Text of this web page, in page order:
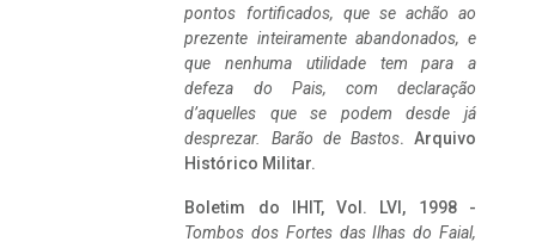
pontos fortificados, que se achão ao
prezente inteiramente abandonados, e
que nenhuma utilidade tem para a
defeza do Pais, com declaração
d’aquelles que se podem desde já
desprezar. Barão de Bastos. Arquivo
Histórico Militar.
Boletim do IHIT, Vol. LVI, 1998 -
Tombos dos Fortes das Ilhas do Faial,